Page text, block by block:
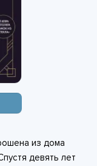
из дома
девять лет